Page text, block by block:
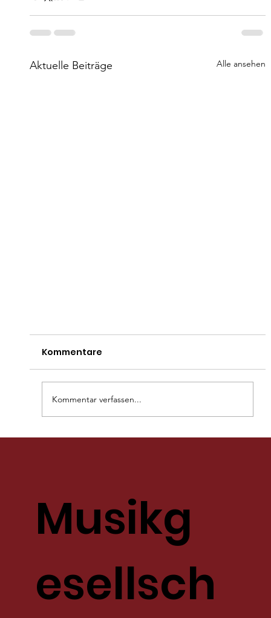
Aktuelle Beiträge Alle ansehen
Viel los am 1. August!
einiges auf dem Programm....
Kommentare
Kommentar verfassen...
Musikg
esellsch